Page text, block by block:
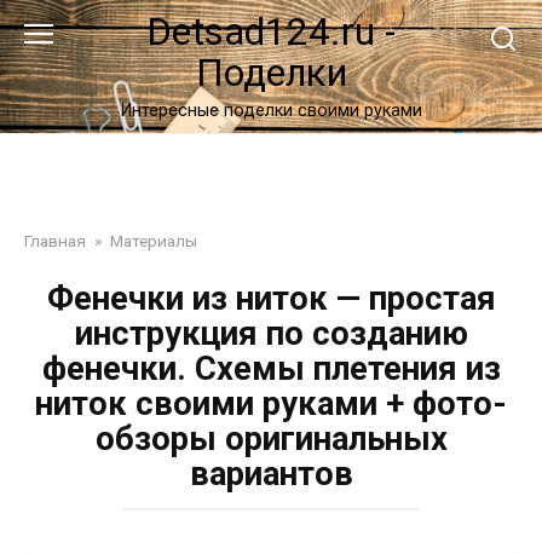
Перейти
к
контенту
Detsad124.ru -
Поделки
Интересные поделки своими руками
Главная » Материалы
Фенечки из ниток — простая
инструкция по созданию
фенечки. Схемы плетения из
ниток своими руками + фото-
обзоры оригинальных
вариантов